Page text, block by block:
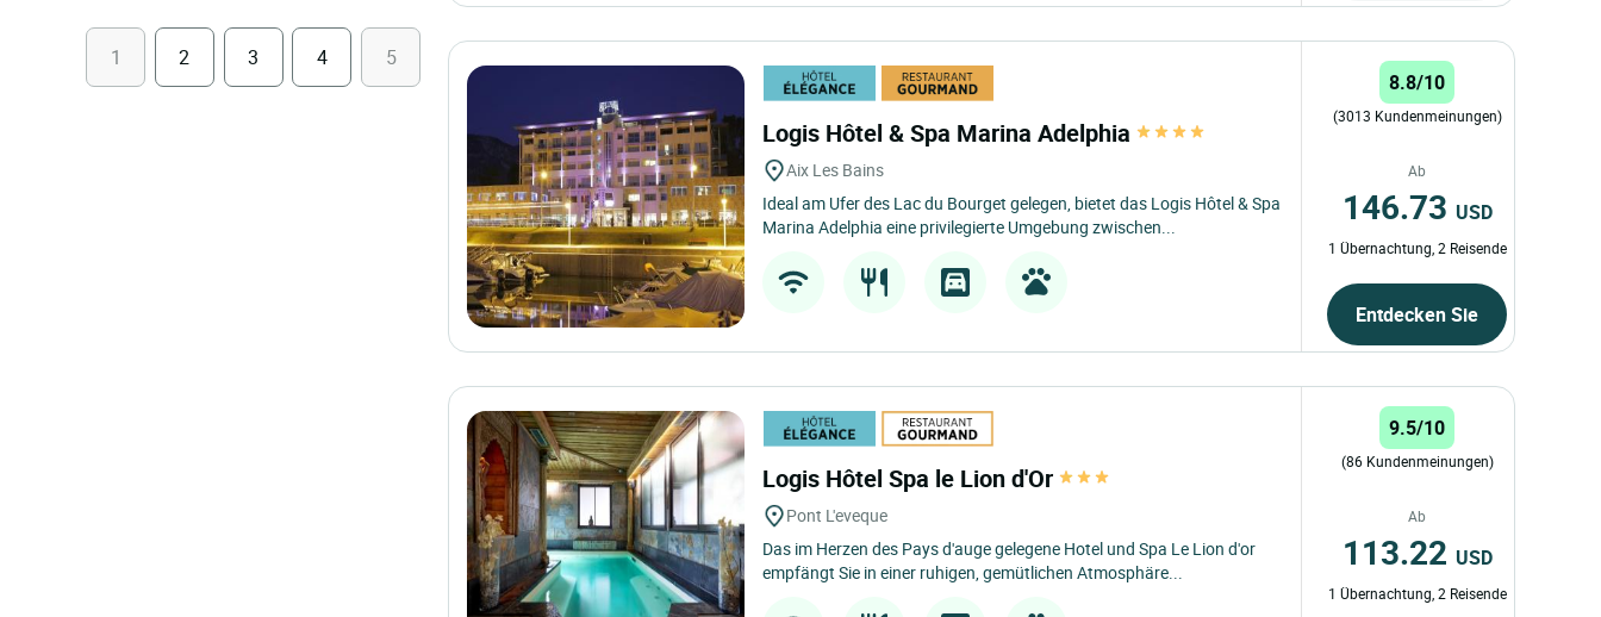
1 2 3 4 5
Logis Hôtel & Spa Marina Adelphia
Aix Les Bains
Ideal am Ufer des Lac du Bourget gelegen, bietet das Logis Hôtel & Spa
Marina Adelphia eine privilegierte Umgebung zwischen...
8.8/10
(3013 Kundenmeinungen)
Ab
146.73 USD
1 Übernachtung, 2 Reisende
Entdecken Sie
Logis Hôtel Spa le Lion d'Or
Pont L'eveque
Das im Herzen des Pays d'auge gelegene Hotel und Spa Le Lion d'or
empfängt Sie in einer ruhigen, gemütlichen Atmosphäre...
9.5/10
(86 Kundenmeinungen)
Ab
113.22 USD
1 Übernachtung, 2 Reisende